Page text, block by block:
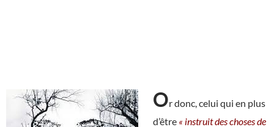
Or donc, celui qui en plus
d’être « instruit des choses de